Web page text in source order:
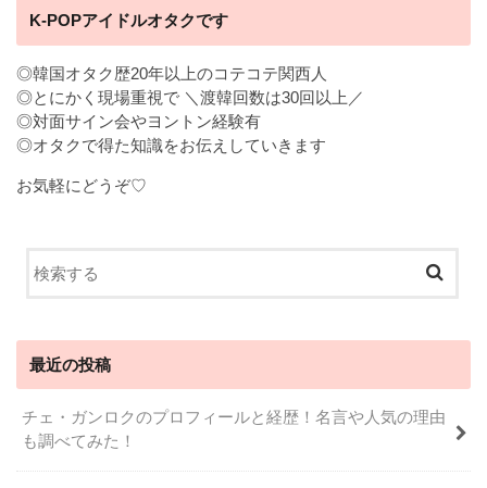
K-POPアイドルオタクです
◎韓国オタク歴20年以上のコテコテ関西人
◎とにかく現場重視で ＼渡韓回数は30回以上／
◎対面サイン会やヨントン経験有
◎オタクで得た知識をお伝えしていきます
お気軽にどうぞ♡
最近の投稿
チェ・ガンロクのプロフィールと経歴！名言や人気の理由
も調べてみた！